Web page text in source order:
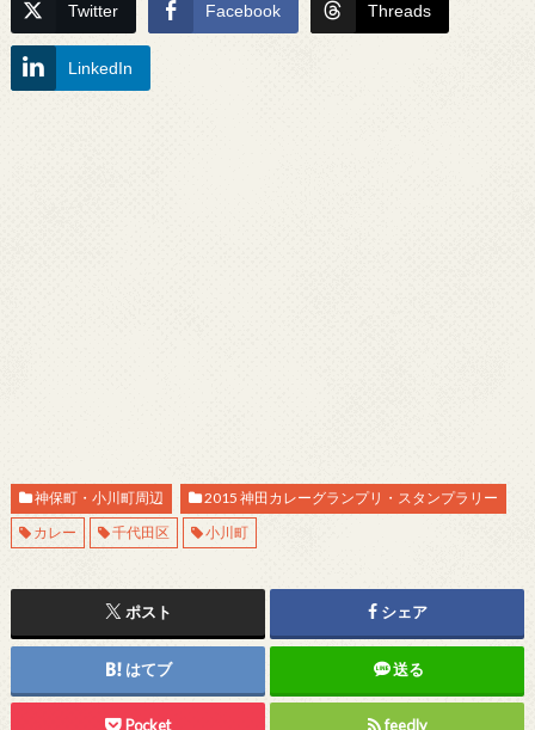
Twitter Facebook Threads
LinkedIn
神保町・小川町周辺
2015 神田カレーグランプリ・スタンプラリー
カレー
千代田区 小川町
ポスト シェア
はてブ 送る
Pocket feedly